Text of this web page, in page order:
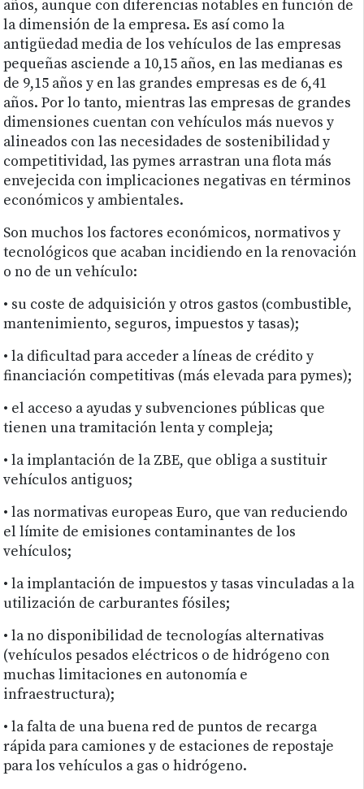
años, aunque con diferencias notables en función de
la dimensión de la empresa. Es así como la
antigüedad media de los vehículos de las empresas
pequeñas asciende a 10,15 años, en las medianas es
de 9,15 años y en las grandes empresas es de 6,41
años. Por lo tanto, mientras las empresas de grandes
dimensiones cuentan con vehículos más nuevos y
alineados con las necesidades de sostenibilidad y
competitividad, las pymes arrastran una flota más
envejecida con implicaciones negativas en términos
económicos y ambientales.
Son muchos los factores económicos, normativos y
tecnológicos que acaban incidiendo en la renovación
o no de un vehículo:
• su coste de adquisición y otros gastos (combustible,
mantenimiento, seguros, impuestos y tasas);
• la dificultad para acceder a líneas de crédito y
financiación competitivas (más elevada para pymes);
• el acceso a ayudas y subvenciones públicas que
tienen una tramitación lenta y compleja;
• la implantación de la ZBE, que obliga a sustituir
vehículos antiguos;
• las normativas europeas Euro, que van reduciendo
el límite de emisiones contaminantes de los
vehículos;
• la implantación de impuestos y tasas vinculadas a la
utilización de carburantes fósiles;
• la no disponibilidad de tecnologías alternativas
(vehículos pesados eléctricos o de hidrógeno con
muchas limitaciones en autonomía e
infraestructura);
• la falta de una buena red de puntos de recarga
rápida para camiones y de estaciones de repostaje
para los vehículos a gas o hidrógeno.